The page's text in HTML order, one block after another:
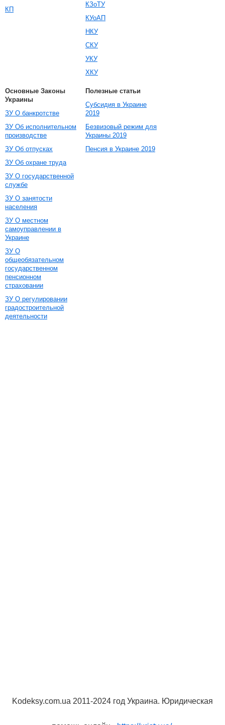
КП
КЗоТУ
КУоАП
НКУ
СКУ
УКУ
ХКУ
Основные Законы
Украины
ЗУ О банкротстве
ЗУ Об исполнительном
производстве
ЗУ Об отпусках
ЗУ Об охране труда
ЗУ О государственной
службе
ЗУ О занятости
населения
ЗУ О местном
самоуправлении в
Украине
ЗУ О
общеобязательном
государственном
пенсионном
страховании
ЗУ О регулировании
градостроительной
деятельности
Полезные статьи
Субсидия в Украине
2019
Безвизовый режим для
Украины 2019
Пенсия в Украине 2019
Kodeksy.com.ua 2011-2024 год Украина. Юридическая